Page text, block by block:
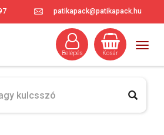
patikapack@patikapack.hu
Kosár
Belépés